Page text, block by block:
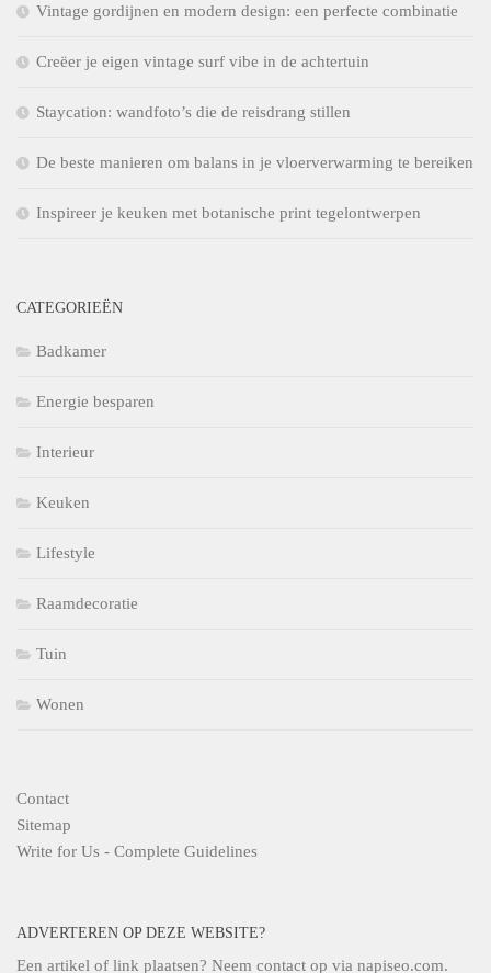
Vintage gordijnen en modern design: een perfecte combinatie
Creëer je eigen vintage surf vibe in de achtertuin
Staycation: wandfoto’s die de reisdrang stillen
De beste manieren om balans in je vloerverwarming te bereiken
Inspireer je keuken met botanische print tegelontwerpen
CATEGORIEËN
Badkamer
Energie besparen
Interieur
Keuken
Lifestyle
Raamdecoratie
Tuin
Wonen
Contact
Sitemap
Write for Us - Complete Guidelines
ADVERTEREN OP DEZE WEBSITE?
Een artikel of link plaatsen? Neem contact op via napiseo.com.